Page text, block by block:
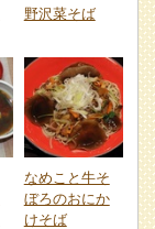
野沢菜そば
なめこと牛そ
ぼろのおにか
けそば